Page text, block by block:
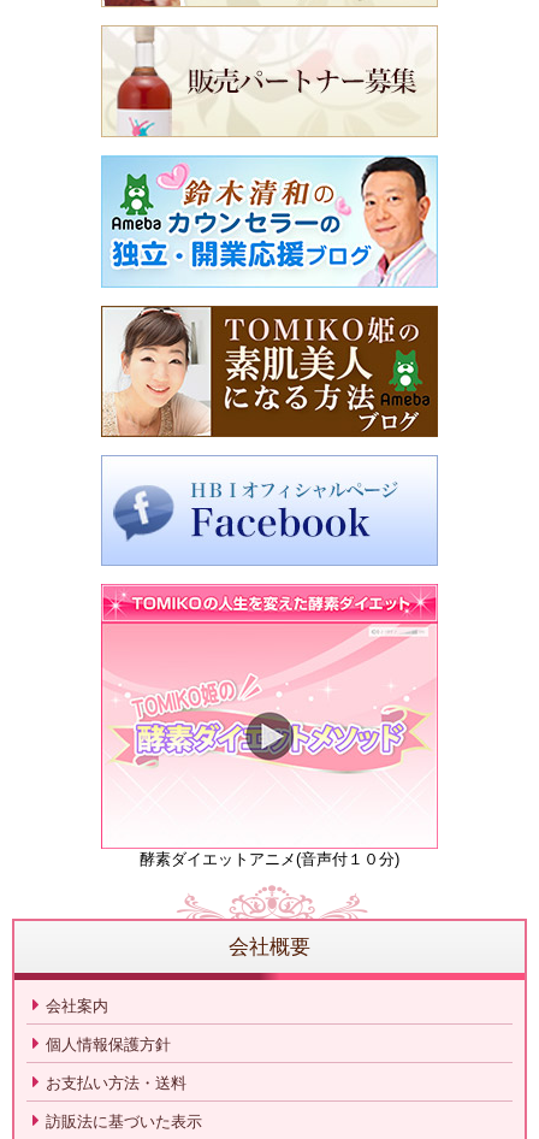
酵素ダイエットアニメ(音声付１０分)
会社概要
会社案内
個人情報保護方針
お支払い方法・送料
訪販法に基づいた表示